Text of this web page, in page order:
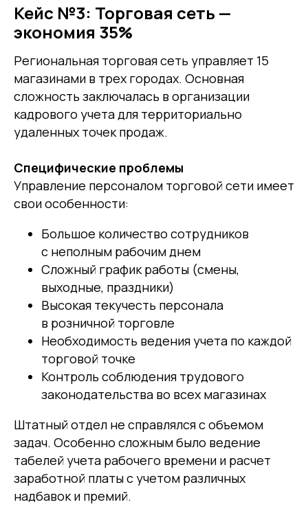
Кейс №3: Торговая сеть —
экономия 35%
Региональная торговая сеть управляет 15
магазинами в трех городах. Основная
сложность заключалась в организации
кадрового учета для территориально
удаленных точек продаж.
Специфические проблемы
Управление персоналом торговой сети имеет
свои особенности:
Большое количество сотрудников
с неполным рабочим днем
Сложный график работы (смены,
выходные, праздники)
Высокая текучесть персонала
в розничной торговле
Необходимость ведения учета по каждой
торговой точке
Контроль соблюдения трудового
законодательства во всех магазинах
Штатный отдел не справлялся с объемом
задач. Особенно сложным было ведение
табелей учета рабочего времени и расчет
заработной платы с учетом различных
надбавок и премий.